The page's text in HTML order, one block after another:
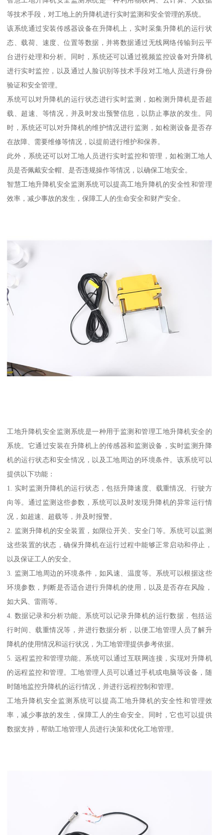
等技术手段，对工地上的升降机进行实时监测和安全管理的系统。
该系统通过安装传感器设备在升降机上，实时采集升降机的运行状
态、载荷、速度、位置等数据，并将数据通过无线网络传输到云平
台进行处理和分析。同时，系统还可以通过视频监控设备对升降机
进行实时监控，以及通过人脸识别等技术手段对工地人员进行身份
验证和安全管理。
系统可以对升降机的运行状态进行实时监测，如检测升降机是否超
载、超速、等情况，并及时发出预警信息，以防止事故的发生。同
时，系统还可以对升降机的维护情况进行监测，如检测设备是否存
在故障、需要维修等情况，以提前进行维护和保养。
此外，系统还可以对工地人员进行实时监控和管理，如检测工地人
员是否佩戴安全帽、是否违规操作等情况，以确保工地安全。
智慧工地升降机安全监测系统可以提高工地升降机的安全性和管理
效率，减少事故的发生，保障工人的生命安全和财产安全。
工地升降机安全监测系统是一种用于监测和管理工地升降机安全的
系统。它通过安装在升降机上的传感器和监测设备，实时监测升降
机的运行状态和安全情况，以及工地周边的环境条件。该系统可以
提供以下功能：
1. 实时监测升降机的运行状态，包括升降速度、载重情况、行驶方
向等。通过监测这些参数，系统可以及时发现升降机的异常运行情
况，如超速、超载等，并及时报警。
2. 监测升降机的安全装置，如限位开关、安全门等。系统可以监测
这些装置的状态，确保升降机在运行过程中能够正常启动和停止，
以及保证工人的安全。
3. 监测工地周边的环境条件，如风速、温度等。系统可以根据这些
环境参数，判断是否适合进行升降机的使用，以及是否存在风险，
如大风、雷雨等。
4. 数据记录和分析功能。系统可以记录升降机的运行数据，包括运
行时间、载重情况等，并进行数据分析，以便工地管理人员了解升
降机的使用情况和运行状况，为工地管理提供参考依据。
5. 远程监控和管理功能。系统可以通过互联网连接，实现对升降机
的远程监控和管理。工地管理人员可以通过手机或电脑等设备，随
时随地监控升降机的运行情况，并进行远程控制和管理。
工地升降机安全监测系统可以提高工地升降机的安全性和管理效
率，减少事故的发生，保障工人的生命安全。同时，它也可以提供
数据支持，帮助工地管理人员进行决策和优化工地管理。